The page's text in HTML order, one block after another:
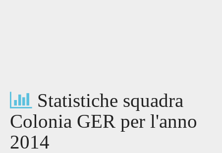
Statistiche squadra
Colonia GER per l'anno
2014